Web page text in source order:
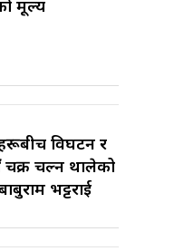
मूल्य
विघटन र
चक्र चल्न थालेको
भट्टराई